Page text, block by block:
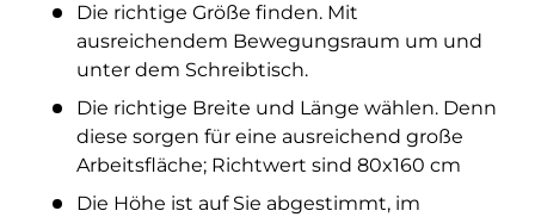
Die richtige Größe finden. Mit
ausreichendem Bewegungsraum um und
unter dem Schreibtisch.
Die richtige Breite und Länge wählen. Denn
diese sorgen für eine ausreichend große
Arbeitsfläche; Richtwert sind 80x160 cm
Die Höhe ist auf Sie abgestimmt, im